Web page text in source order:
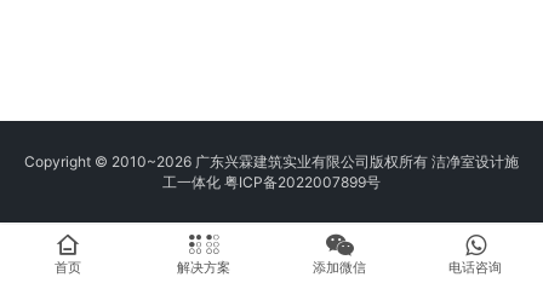
Copyright © 2010~2026 广东兴霖建筑实业有限公司版权所有 洁净室设计施
工一体化 粤ICP备2022007899号
首页 解决方案 添加微信 电话咨询